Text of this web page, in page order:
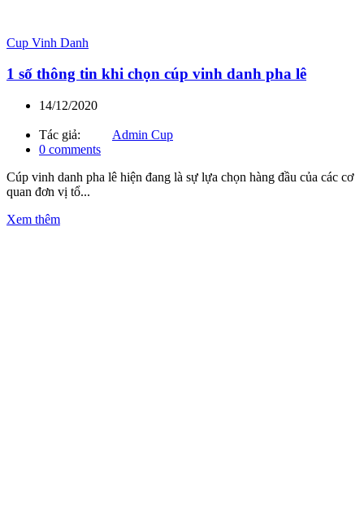
Cup Vinh Danh
1 số thông tin khi chọn cúp vinh danh pha lê
14/12/2020
Tác giả:
Admin Cup
0 comments
Cúp vinh danh pha lê hiện đang là sự lựa chọn hàng đầu của các cơ
quan đơn vị tổ...
Xem thêm